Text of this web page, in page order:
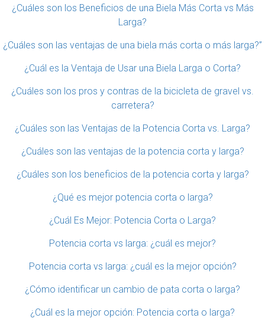
¿Cuáles son los Beneficios de una Biela Más Corta vs Más
Larga?
¿Cuáles son las ventajas de una biela más corta o más larga?”
¿Cuál es la Ventaja de Usar una Biela Larga o Corta?
¿Cuáles son los pros y contras de la bicicleta de gravel vs.
carretera?
¿Cuáles son las Ventajas de la Potencia Corta vs. Larga?
¿Cuáles son las ventajas de la potencia corta y larga?
¿Cuáles son los beneficios de la potencia corta y larga?
¿Qué es mejor potencia corta o larga?
¿Cuál Es Mejor: Potencia Corta o Larga?
Potencia corta vs larga: ¿cuál es mejor?
Potencia corta vs larga: ¿cuál es la mejor opción?
¿Cómo identificar un cambio de pata corta o larga?
¿Cuál es la mejor opción: Potencia corta o larga?